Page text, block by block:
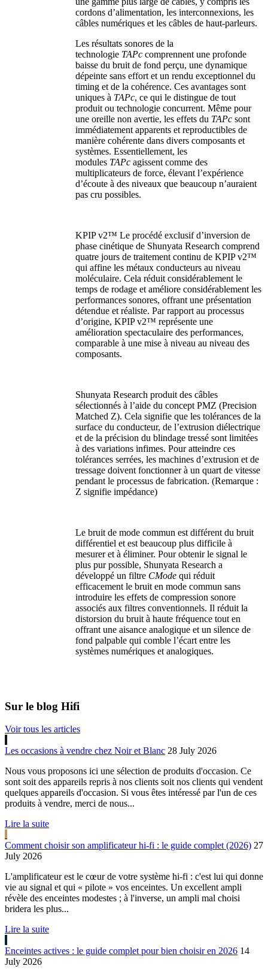
cordons d’alimentation, les interconnexions, les
câbles numériques et les câbles de haut-parleurs.
Les résultats sonores de la
technologie TAPc comprennent une profonde
baisse du bruit de fond perçu, une dynamique
dépeinte sans effort et un rendu exceptionnel du
timing et de la cohérence. Ces avantages sont
uniques à TAPc, ce qui le distingue de tout
produit ou technologie concurrent. Même pour
une oreille non avertie, les effets du TAPc sont
immédiatement apparents et reproductibles de
manière cohérente dans divers composants et
systèmes. Essentiellement, les
modules TAPc agissent comme des
multiplicateurs de force, élevant l’expérience
d’écoute à des niveaux que beaucoup n’auraient
pas cru possibles.
KPIP v2™ Le procédé exclusif d’inversion de
phase cinétique de Shunyata Research comprend
quatre jours de traitement continu de KPIP v2™
qui affine les métaux conducteurs au niveau
moléculaire. Cela réduit considérablement le
temps de rodage et améliore considérablement les
performances sonores, offrant une présentation
détendue et réaliste. Par rapport au processus
d’origine, KPIP v2™ représente une
amélioration spectaculaire des performances,
comparable à une mise à niveau au niveau des
composants.
Shunyata Research produit des câbles
sélectionnés à l’aide du concept PMZ (Precision
Matched Z). Cela signifie que les tolérances de la
surface du conducteur, de l’extrusion diélectrique
et de la précision du blindage tressé sont limitées
à des variations infimes. Pour atteindre ces
tolérances serrées, les machines d’extrusion et de
tressage doivent fonctionner à un quart de vitesse
pendant le processus de fabrication. (Remarque :
Z signifie impédance)
Le bruit de mode commun est différent du bruit
différentiel et est beaucoup plus difficile à
mesurer et à éliminer. Pour obtenir le signal le
plus pur possible, Shunyata Research a
développé un filtre CMode qui réduit
efficacement le bruit en mode commun sans
introduire les effets de compression sonore
associés aux filtres conventionnels. Il réduit la
distorsion du bruit à haute fréquence tout en
offrant une aisance analogique et un silence de
fond palpable qui comble l’écart entre les
systèmes numériques et analogiques.
Sur le blog Hifi
Voir tous les articles
Les occasions à vendre chez Noir et Blanc 28 July 2026
Nous vous proposons ici une sélection de produits d'occasion. Ce
sont soit des appareils repris à nos clients soit nos clients qui vendent
quelques appareils d'occasion. Si vous êtes intéressé par l'un de ces
produits à vendre, merci de nous...
Lire la suite
Comment choisir son amplificateur hi-fi : le guide complet (2026) 27
July 2026
L'amplificateur est le cœur de votre système hi-fi : c'est lui qui donne
vie au signal et qui « pilote » vos enceintes. Un excellent ampli
révèle des enceintes modestes ; à l'inverse, un ampli mal choisi
bridera les plus...
Lire la suite
Enceintes actives : le guide complet pour bien choisir en 2026 14
July 2026